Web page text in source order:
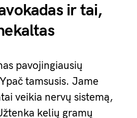
ir tai,
pavojingiausių
tamsusis. Jame
veikia nervų sistemą,
kelių gramų